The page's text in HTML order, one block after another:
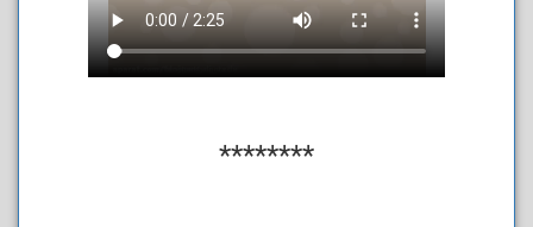
********